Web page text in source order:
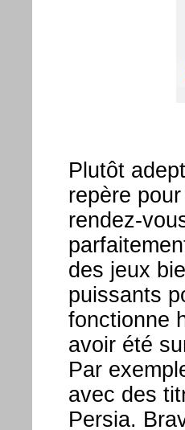
Plutôt
repère
rendez-
des jeux
puissants
fonctionne
avoir été
Par
avec des
Persia.